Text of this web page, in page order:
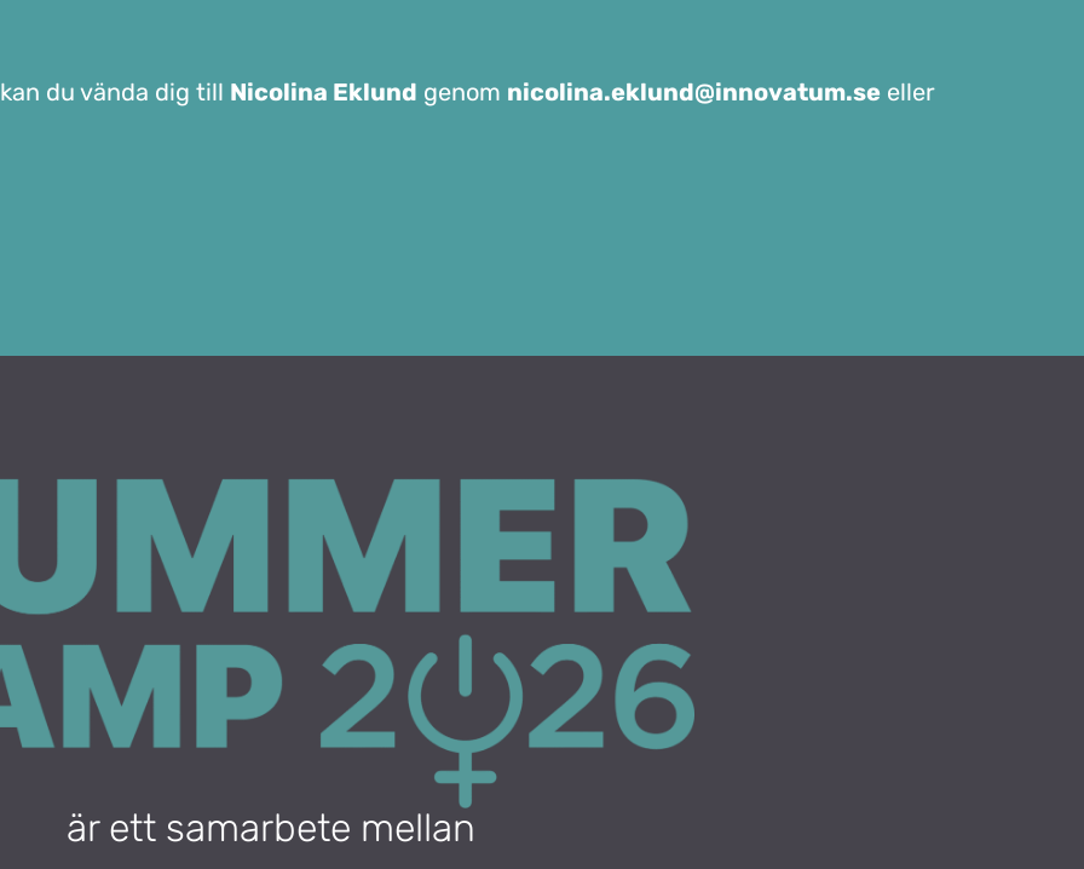
kan du vända dig till Nicolina Eklund genom nicolina.eklund@innovatum.se eller
är ett samarbete mellan